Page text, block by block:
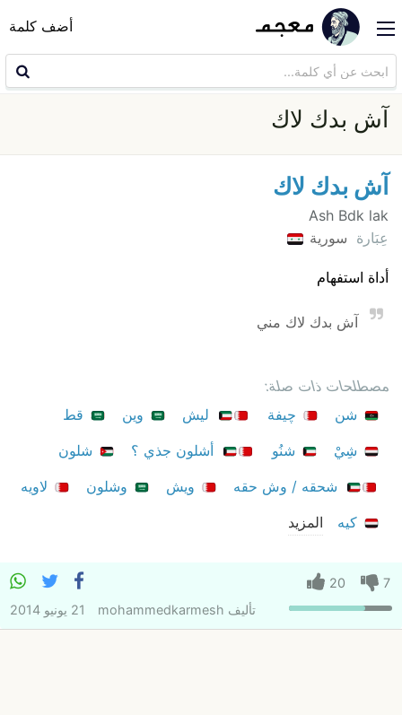
أضف كلمة
آش بدك لاك
آش بدك لاك
Ash Bdk lak
عِبَارة سورية
أداة استفهام
آش بدك لاك مني
مصطلحات ذات صلة:
شن
چيفة ليش وين
قط
شِيْ
شنُو أشلون جذي ؟
شلون
شحقه / وش حقه
ويش وشلون
لاويه
كيه
المزيد
7
20
تأليف mohammedkarmesh 21 يونيو 2014